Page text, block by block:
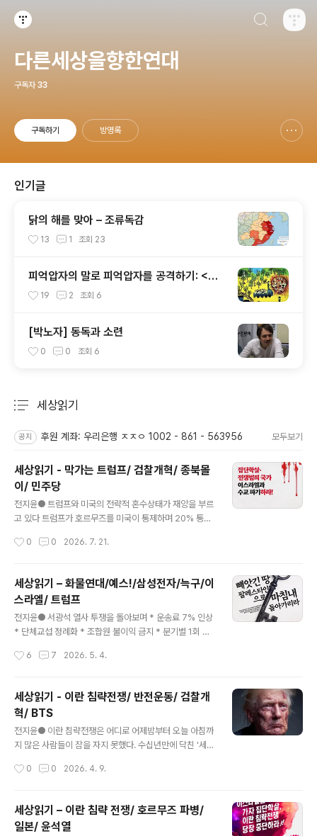
다른세상을향한연대
구독자 33
구독하기 방명록
인기글
닭의 해를 맞아 – 조류독감
13 1 조회 23
피억압자의 말로 피억압자를 공격하기: <제
국의 위안부> 비판
19 2 조회 6
[박노자] 동독과 소련
0 0 조회 6
세상읽기
공지 후원 계좌: 우리은행 ㅈㅈㅇ 1002 - 861 - 563956 모두보기
세상읽기 - 막가는 트럼프/ 검찰개혁/ 종북몰
이/ 민주당
전지윤● 트럼프와 미국의 전략적 혼수상태가 재앙을 부르
고 있다 트럼프가 호르무즈를 미국이 통제하며 20% 통행
하며 통행료 1% 받겠다는 이란. 남의 나라 앞바다를 지나
위반하는 깡패국가로 당장 정권교체돼야 하는 곳은 어디인
가?지난 5개월의 전쟁 동안에 거듭 확인되고 있다. 그나마
상식적이고 이성적이고 합리적이고 제정신인 것은 미국이
아니라 이란이다. 전쟁을 다시 시작하면 미국과 나머지 세
계는 고유가 고물가를 견딜 수 있을까? 트럼프는 중간선거
수 있을까?답은 분명하고 종전합의한 한달전과 달라진 게
0 0 2026. 7. 21.
세상읽기 – 화물연대/예스!/삼성전자/늑구/이
스라엘/ 트럼프
전지윤● 서광석 열사 투쟁을 돌아보며 * 운송료 7% 인상
* 단체교섭 정례화 * 조합원 불이익 금지 * 분기별 1회 유
활동 보장 * 유가족에 사과와 위로보상동료의 죽음을 가슴
유통자본 CU를 무릎꿇린 거의 '완승'에 가깝다. 이제 이재
명 정부 차원의 사과와 경찰책임자 처벌이 남은 것으로 보
인다. 이번 투쟁을 2023년 '양회동 열사 투쟁'과 비교하게
된다. 그때도 지금도 노동자의 억울한 죽음이 있었다. 두 죽
음 모두 자본과 정권에 책임이 있었다. 그때도 지금도 처절
이 더욱 직접적이고 조직적이었다. 윤석열 정권은 국가기
6 7 2026. 5. 4.
세상읽기 - 이란 침략전쟁/ 반전운동/ 검찰개
혁/ BTS
전지윤● 이란 침략전쟁은 어디로 어제밤부터 오늘 아침까
지 많은 사람들이 잠을 자지 못했다. 수십년만에 닥친 '세상
위협했고, 밴스는 '마지막 무기(핵무기)의 사용'을 암시했
류를 도운 휘귀한 경우다. 이것은 이란 침략전쟁의 결말에
대한 트럼프의 8번째 말바꾸기이다. 트럼프에게는 2가지
선택지가 존재했다. 하나는 지금까지의 손실과 패배를 받
0 0 2026. 4. 9.
세상읽기 – 이란 침략 전쟁/ 호르무즈 파병/
일본/ 윤석열